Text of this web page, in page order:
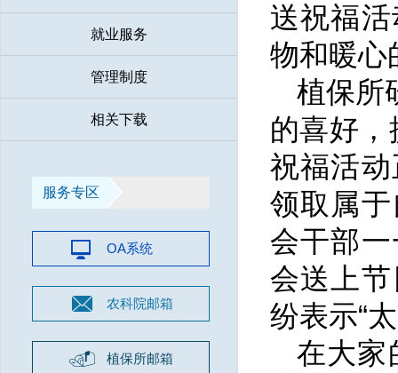
就业服务
管理制度
相关下载
服务专区
OA系统
农科院邮箱
植保所邮箱
送祝福
物和暖心
植保所
的喜好
祝福活
领取属
会干部
会送上
纷表示“
在大家